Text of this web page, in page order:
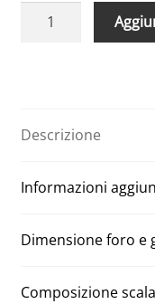
Scale
segmenti
130
380
Descrizione
Informazioni
Dimensione foro e
Composizione scala